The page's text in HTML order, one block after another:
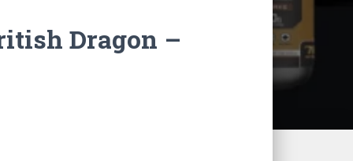
Dragon –